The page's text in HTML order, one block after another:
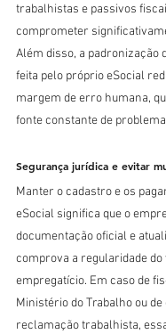
trabalhistas e passivos
comprometer
Além disso, a padronização
feita pelo próprio eSocial
margem de erro humana,
fonte constante de
Segurança jurídica e evitar
Manter o cadastro e os
eSocial significa que o
documentação oficial e
comprova a regularidade
empregatício. Em caso de
Ministério do Trabalho ou
reclamação trabalhista,